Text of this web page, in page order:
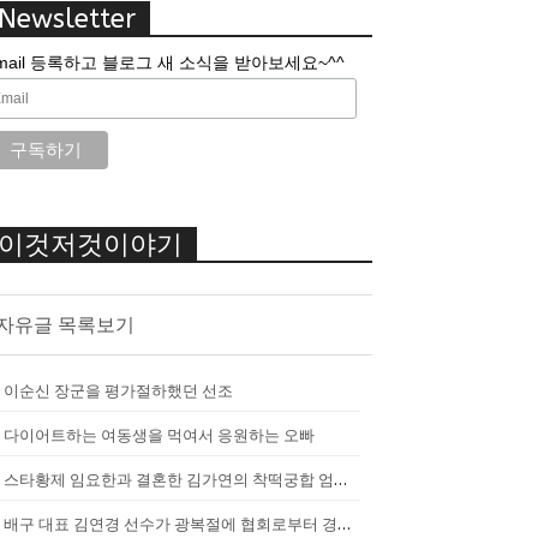
등록하고 블로그 새 소식을 받아보세요~^^
것저것이야기
유글 목록보기
이순신 장군을 평가절하했던 선조
다이어트하는 여동생을 먹여서 응원하는 오빠
스타황제 임요한과 결혼한 김가연의 착떡궁합 엄마 내조
배구 대표 김연경 선수가 광복절에 협회로부터 경고를 받았던 이유